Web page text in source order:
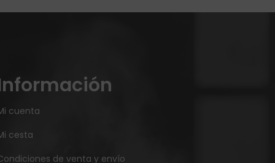
cuenta
cesta
de venta y envío